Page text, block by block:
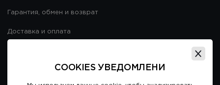
Гарантия, обмен и возврат
Доставка и оплата
Договор публичной оферты
COOKIES УВЕДОМЛЕНИ